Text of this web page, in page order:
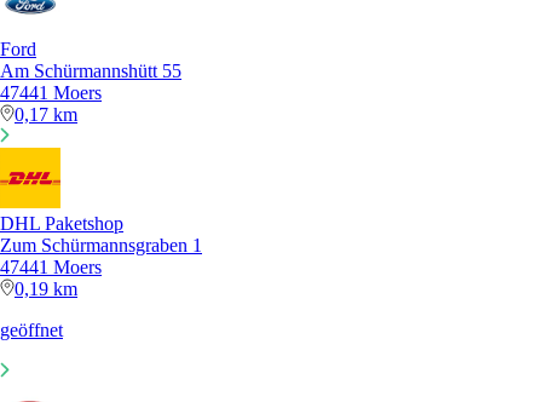
Ford
Am Schürmannshütt 55
47441 Moers
0,17 km
DHL Paketshop
Zum Schürmannsgraben 1
47441 Moers
0,19 km
geöffnet